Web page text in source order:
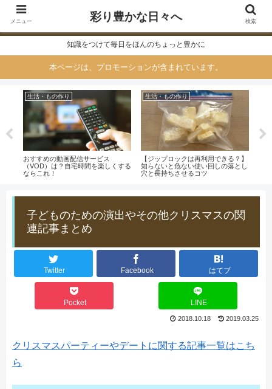
知識をつけて毎日をほんのちょっと豊かに
本ページは、プロモーションが含まれています。
生活・もの作り
おすすめの動画配信サービス
（VOD）は？自宅時間を楽しくする
ならこれ！
生活・もの作り
【ジップロックは再利用できる？】
知らないと危ない使い回しの落とし
穴と長持ちさせるコツ
子どものための演出やその他クリスマスの関
連記事まとめ
Twitter Facebook はてブ
Pocket LINE
2019.03.25
2018.10.18
クリスマスパーティーやデートに関する記事一覧はこち
ら
メニュー 彩り豊かな日々へ 検索